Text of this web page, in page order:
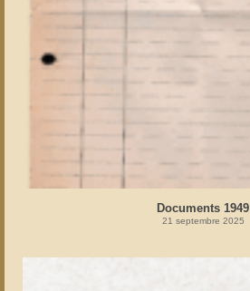
Documents 1949
21 septembre 2025